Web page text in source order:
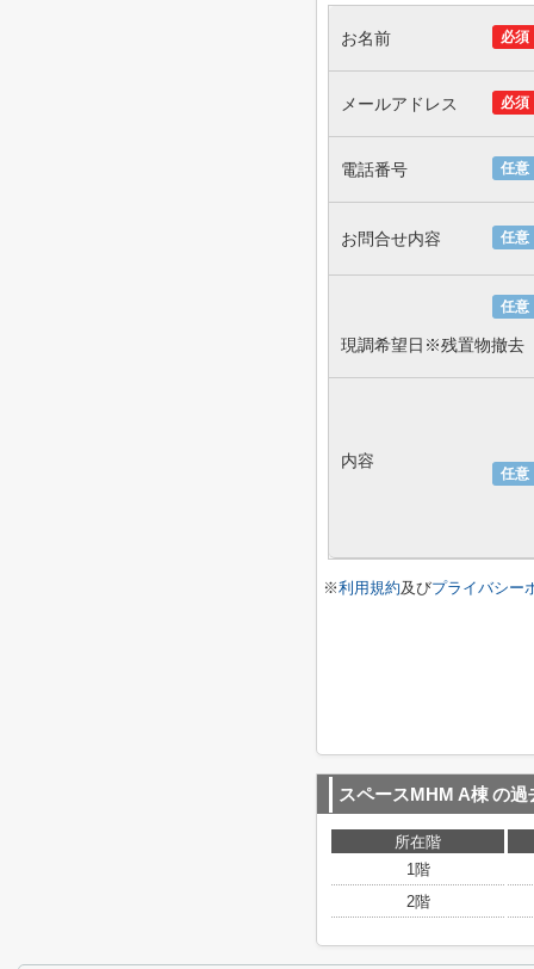
必須
お名前
必須
メールアドレス
任意
電話番号
任意
お問合せ内容
任意
現調希望日※残置物撤去
任意
内容
※利用規約及びプライバシー
スペースMHM A棟の過
所在階
1階
2階